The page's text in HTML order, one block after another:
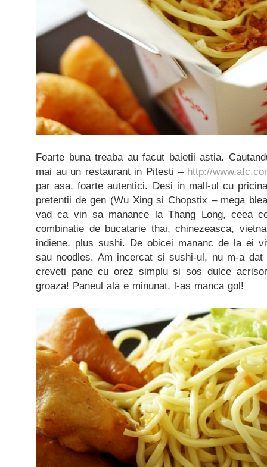
Foarte buna treaba au facut baietii astia.
mai au un restaurant in Pitesti – http://
par asa, foarte autentici. Desi in mall-ul cu
pretentii de gen (Wu Xing si Chopstix – mega
vad ca vin sa manance la Thang Long, ceea
combinatie de bucatarie thai, chinezeasca,
indiene, plus sushi. De obicei mananc de la ei
sau noodles. Am incercat si sushi-ul, nu m-a
creveti pane cu orez simplu si sos dulce
groaza! Paneul ala e minunat, l-as manca gol!